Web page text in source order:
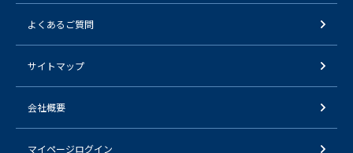
よくあるご質問
サイトマップ
会社概要
マイページログイン